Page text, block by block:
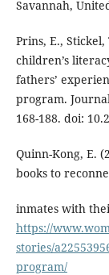
Savannah,
Prins, E.,
children’s
fathers’
program.
168-188. doi:
Quinn-Kong, E.
books to
inmates with
https://
stories/
program/